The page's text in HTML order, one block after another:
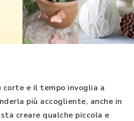
corte e il tempo invoglia a
più accogliente, anche in
creare qualche piccola e